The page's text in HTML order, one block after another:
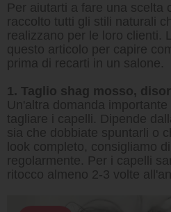
Per aiutarti a fare una scelta
raccolto tutti gli stili naturali
realizzano per le loro clienti.
questo articolo per capire
prima di recarti in un salone.
1. Taglio shag mosso,
Un'altra domanda
tagliare i capelli. Dipende
sia che dobbiate spuntarli o
look completo, consigliamo di
regolarmente. Per i capelli
ritocco almeno 2-3 volte